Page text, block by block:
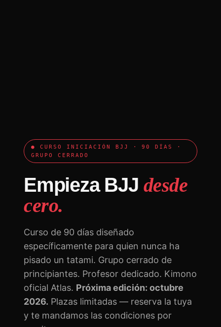
● CURSO INICIACIÓN BJJ · 90 DÍAS ·
GRUPO CERRADO
Empieza BJJ desde
cero.
Curso de 90 días diseñado
específicamente para quien nunca ha
pisado un tatami. Grupo cerrado de
principiantes. Profesor dedicado. Kimono
oficial Atlas. Próxima edición: octubre
2026. Plazas limitadas — reserva la tuya
y te mandamos las condiciones por